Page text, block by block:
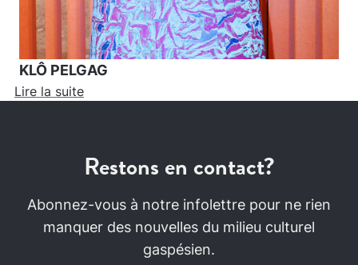
KLÔ PELGAG
Lire la suite
Restons en contact?
Abonnez-vous à notre infolettre pour ne rien
manquer des nouvelles du milieu culturel
gaspésien.